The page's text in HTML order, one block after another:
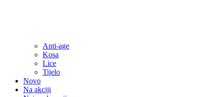
Anti-age
Kosa
Lice
Tijelo
Novo
Na akciji